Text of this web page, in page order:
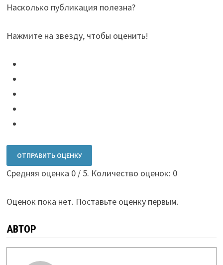
Насколько публикация полезна?
Нажмите на звезду, чтобы оценить!
ОТПРАВИТЬ ОЦЕНКУ
Средняя оценка 0/ 5. Количество оценок: 0
Оценок пока нет. Поставьте оценку первым.
АВТОР